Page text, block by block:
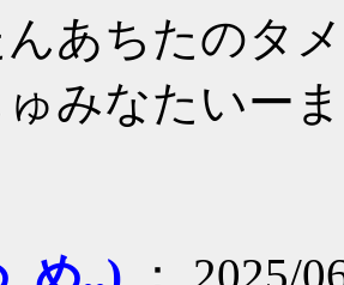
あちたのタ
みなたいー